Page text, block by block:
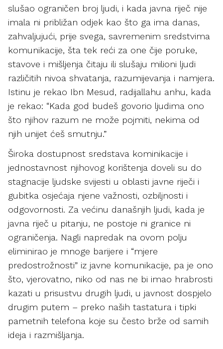
slušao ograničen broj ljudi, i kada javna riječ nije
imala ni približan odjek kao što ga ima danas,
zahvaljujući, prije svega, savremenim sredstvima
komunikacije, šta tek reći za one čije poruke,
stavove i mišljenja čitaju ili slušaju milioni ljudi
različitih nivoa shvatanja, razumijevanja i namjera.
Istinu je rekao Ibn Mesud, radijallahu anhu, kada
je rekao: “Kada god budeš govorio ljudima ono
što njihov razum ne može pojmiti, nekima od
njih unijet ćeš smutnju.”
Široka dostupnost sredstava kominikacije i
jednostavnost njihovog korištenja doveli su do
stagnacije ljudske svijesti u oblasti javne riječi i
gubitka osjećaja njene važnosti, ozbiljnosti i
odgovornosti. Za većinu današnjih ljudi, kada je
javna riječ u pitanju, ne postoje ni granice ni
ograničenja. Nagli napredak na ovom polju
eliminirao je mnoge barijere i “mjere
predostrožnosti” iz javne komunikacije, pa je ono
što, vjerovatno, niko od nas ne bi imao hrabrosti
kazati u prisustvu drugih ljudi, u javnost dospjelo
drugim putem – preko naših tastatura i tipki
pametnih telefona koje su često brže od samih
ideja i razmišljanja.